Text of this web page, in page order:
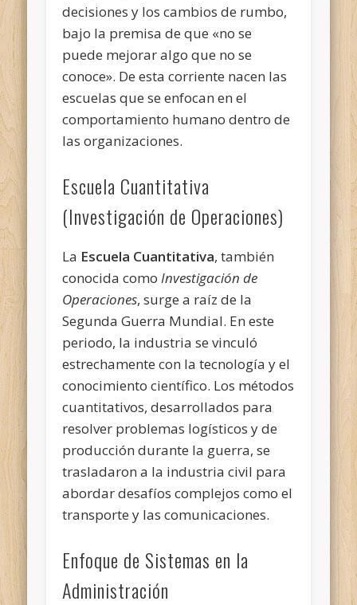
decisiones y los cambios de rumbo,
bajo la premisa de que «no se
puede mejorar algo que no se
conoce». De esta corriente nacen las
escuelas que se enfocan en el
comportamiento humano dentro de
las organizaciones.
Escuela Cuantitativa
(Investigación de Operaciones)
La Escuela Cuantitativa, también
conocida comoInvestigación de
Operaciones, surge a raíz de la
Segunda Guerra Mundial. En este
periodo, la industria se vinculó
estrechamente con la tecnología y el
conocimiento científico. Los métodos
cuantitativos, desarrollados para
resolver problemas logísticos y de
producción durante la guerra, se
trasladaron a la industria civil para
abordar desafíos complejos como el
transporte y las comunicaciones.
Enfoque de Sistemas en la
Administración